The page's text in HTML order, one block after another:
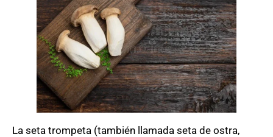
La seta trompeta (también llamada seta de ostra,